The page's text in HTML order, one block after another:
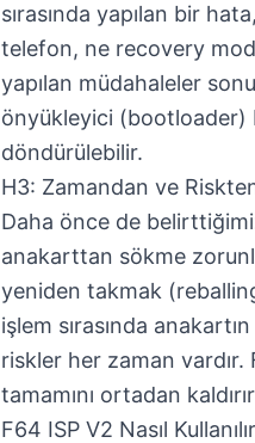
sırasında yapılan bir
telefon, ne recovery
yapılan müdahaleler
önyükleyici (bootloader)
döndürülebilir.
H3: Zamandan ve
Daha önce de
anakarttan sökme
yeniden takmak
işlem sırasında
riskler her zaman
tamamını ortadan
F64 ISP V2 Nasıl